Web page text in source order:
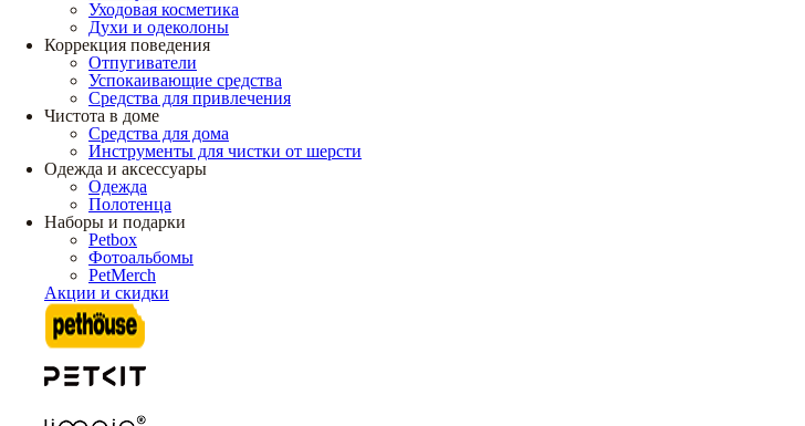
Уходовая косметика
Духи и одеколоны
Коррекция поведения
Отпугиватели
Успокаивающие средства
Средства для привлечения
Чистота в доме
Средства для дома
Инструменты для чистки от шерсти
Одежда и аксессуары
Одежда
Полотенца
Наборы и подарки
Petbox
Фотоальбомы
PetMerch
Акции и скидки